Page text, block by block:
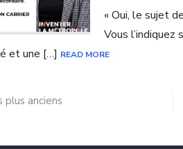
« Oui, le sujet
Vous
et une […] READ MORE
plus anciens